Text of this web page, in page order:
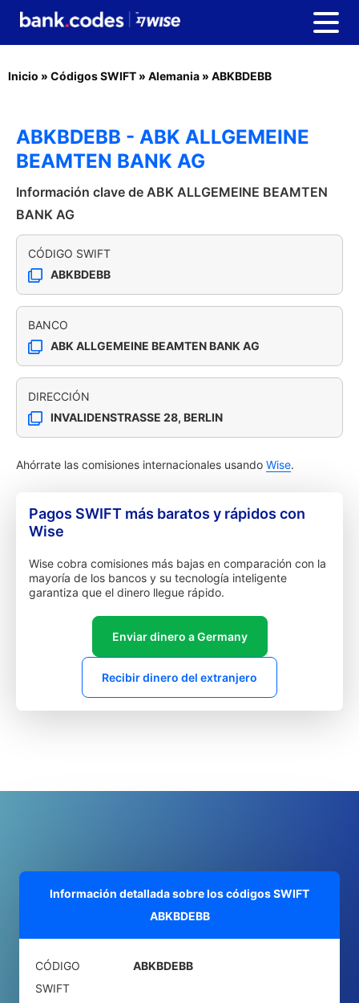
Inicio » Códigos SWIFT » Alemania » ABKBDEBB
ABKBDEBB - ABK ALLGEMEINE
BEAMTEN BANK AG
Información clave de ABK ALLGEMEINE BEAMTEN
BANK AG
CÓDIGO SWIFT
ABKBDEBB
BANCO
ABK ALLGEMEINE BEAMTEN BANK AG
DIRECCIÓN
INVALIDENSTRASSE 28, BERLIN
Ahórrate las comisiones internacionales usando Wise.
Pagos SWIFT más baratos y rápidos con
Wise
Wise cobra comisiones más bajas en comparación con la
mayoría de los bancos y su tecnología inteligente
garantiza que el dinero llegue rápido.
Enviar dinero a Germany
Recibir dinero del extranjero
Información detallada sobre los códigos SWIFT
ABKBDEBB
CÓDIGO
SWIFT
ABKBDEBB